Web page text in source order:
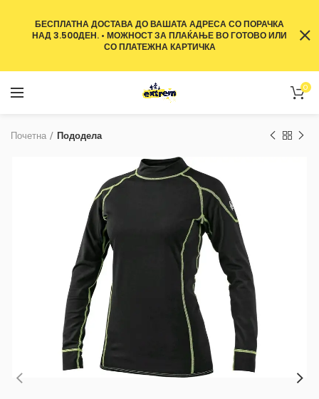
0
Почетна Пододела
БЕСПЛАТНА ДОСТАВА ДО ВАШАТА АДРЕСА СО ПОРАЧКА
НАД 3.500ДЕН. • МОЖНОСТ ЗА ПЛАЌАЊЕ ВО ГОТОВО ИЛИ
СО ПЛАТЕЖНА КАРТИЧКА